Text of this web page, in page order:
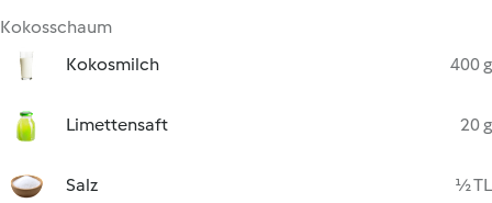
Kokosschaum
Kokosmilch
400 g
Limettensaft 20 g
Salz ½ TL